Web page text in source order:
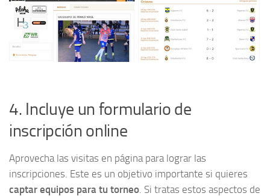
4. Incluye un formulario de
inscripción online
Aprovecha las visitas en página para lograr las
inscripciones. Este es un objetivo importante si quieres
captar equipos para tu torneo . Si tratas estos aspectos de